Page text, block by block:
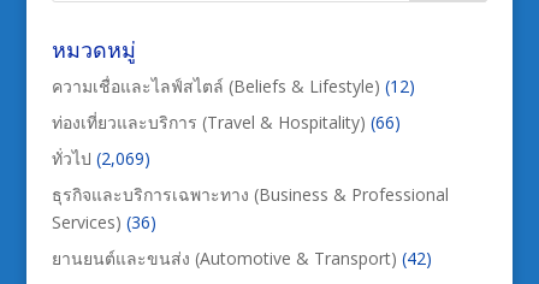
หมวดหมู่
ความเชื่อและไลฟ์สไตล์ (Beliefs & Lifestyle) (12)
ท่องเที่ยวและบริการ (Travel & Hospitality) (66)
ทั่วไป (2,069)
ธุรกิจและบริการเฉพาะทาง (Business & Professional
Services) (36)
ยานยนต์และขนส่ง (Automotive & Transport) (42)